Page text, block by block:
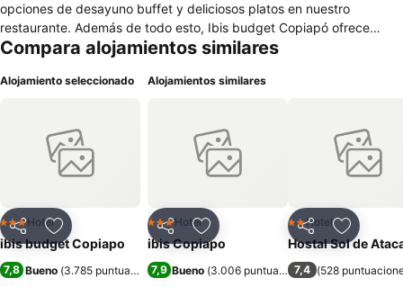
opciones de desayuno buffet y deliciosos platos en nuestro
restaurante. Además de todo esto, Ibis budget Copiapó ofrece
habitaciones adaptadas para personas con movilidad reducida,
para los demás niños.
Compara alojamientos similares
Alojamiento seleccionado
CompartirAgregar a favoritos
3 Estrellas
Hotel
ibis budget Copiapo
7,8 Bueno (3.785 puntuaciones)
Alojamientos similares
CompartirAgregar a favoritos
3 Estrellas
Hotel
ibis Copiapo
7,9 Bueno (3.006 puntuaciones )
CompartirAgregar
2 Estrellas
Hotel
Hostal Sol de
7,4 (528